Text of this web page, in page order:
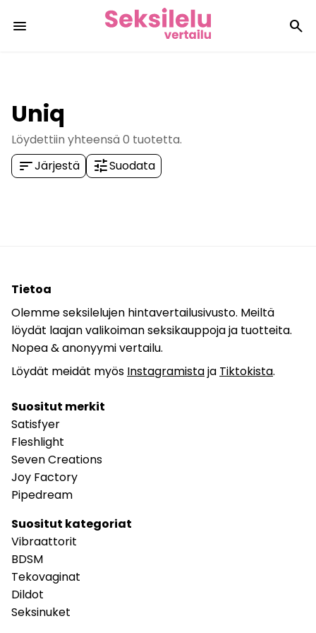
menu search
Uniq
Löydettiin yhteensä 0 tuotetta.
sortJärjestä tuneSuodata
Tietoa
Olemme seksilelujen hintavertailusivusto. Meiltä
löydät laajan valikoiman seksikauppoja ja tuotteita.
Nopea & anonyymi vertailu.
Löydät meidät myös Instagramistaja Tiktokista.
Suositut merkit
Satisfyer
Fleshlight
Seven Creations
Joy Factory
Pipedream
Suositut kategoriat
Vibraattorit
BDSM
Tekovaginat
Dildot
Seksinuket